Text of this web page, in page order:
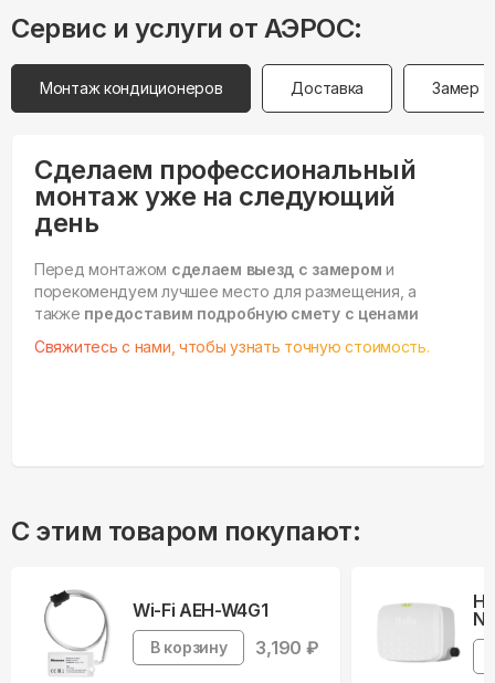
Сервис и услуги от АЭРОС:
Монтаж кондиционеров Доставка Замер
Сделаем профессиональный
монтаж уже на следующий
день
Перед монтажом сделаем выезд с замером и
порекомендуем лучшее место для размещения, а
также предоставим подробную смету с ценами
Свяжитесь с нами, чтобы узнать точную стоимость.
С этим товаром покупают:
Wi-Fi AEH-W4G1
В корзину 3,190 ₽